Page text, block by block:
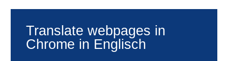
Translate webpages in
Chrome in Englisch